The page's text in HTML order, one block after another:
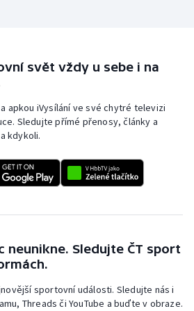
svět vždy u sebe i na
apkou iVysílání ve své chytré televizi
Sledujte přímé přenosy, články a
kdykoli.
neunikne. Sledujte ČT sport
sportovní události. Sledujte nás i
Threads či YouTube a buďte v obraze.